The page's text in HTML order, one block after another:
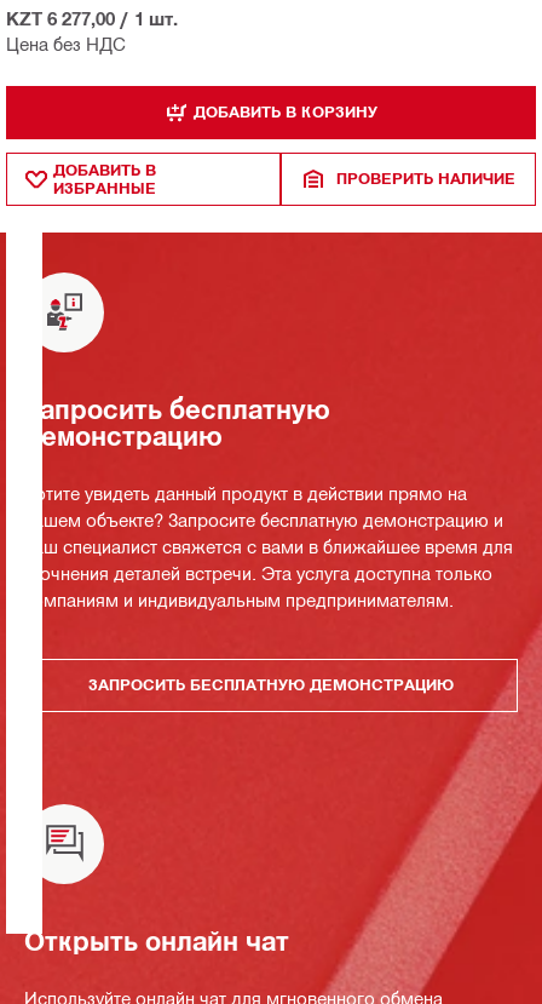
Цена без НДС
KZT 6 277,00 / 1 шт.
ДОБАВИТЬ В КОРЗИНУ
ДОБАВИТЬ В
ИЗБРАННЫЕ
ПРОВЕРИТЬ НАЛИЧИЕ
Запросить бесплатную
демонстрацию
Хотите увидеть данный продукт в действии прямо на
вашем объекте? Запросите бесплатную демонстрацию и
наш специалист свяжется с вами в ближайшее время для
уточнения деталей встречи. Эта услуга доступна только
компаниям и индивидуальным предпринимателям.
ЗАПРОСИТЬ БЕСПЛАТНУЮ ДЕМОНСТРАЦИЮ
Открыть онлайн чат
Используйте онлайн чат для мгновенного обмена